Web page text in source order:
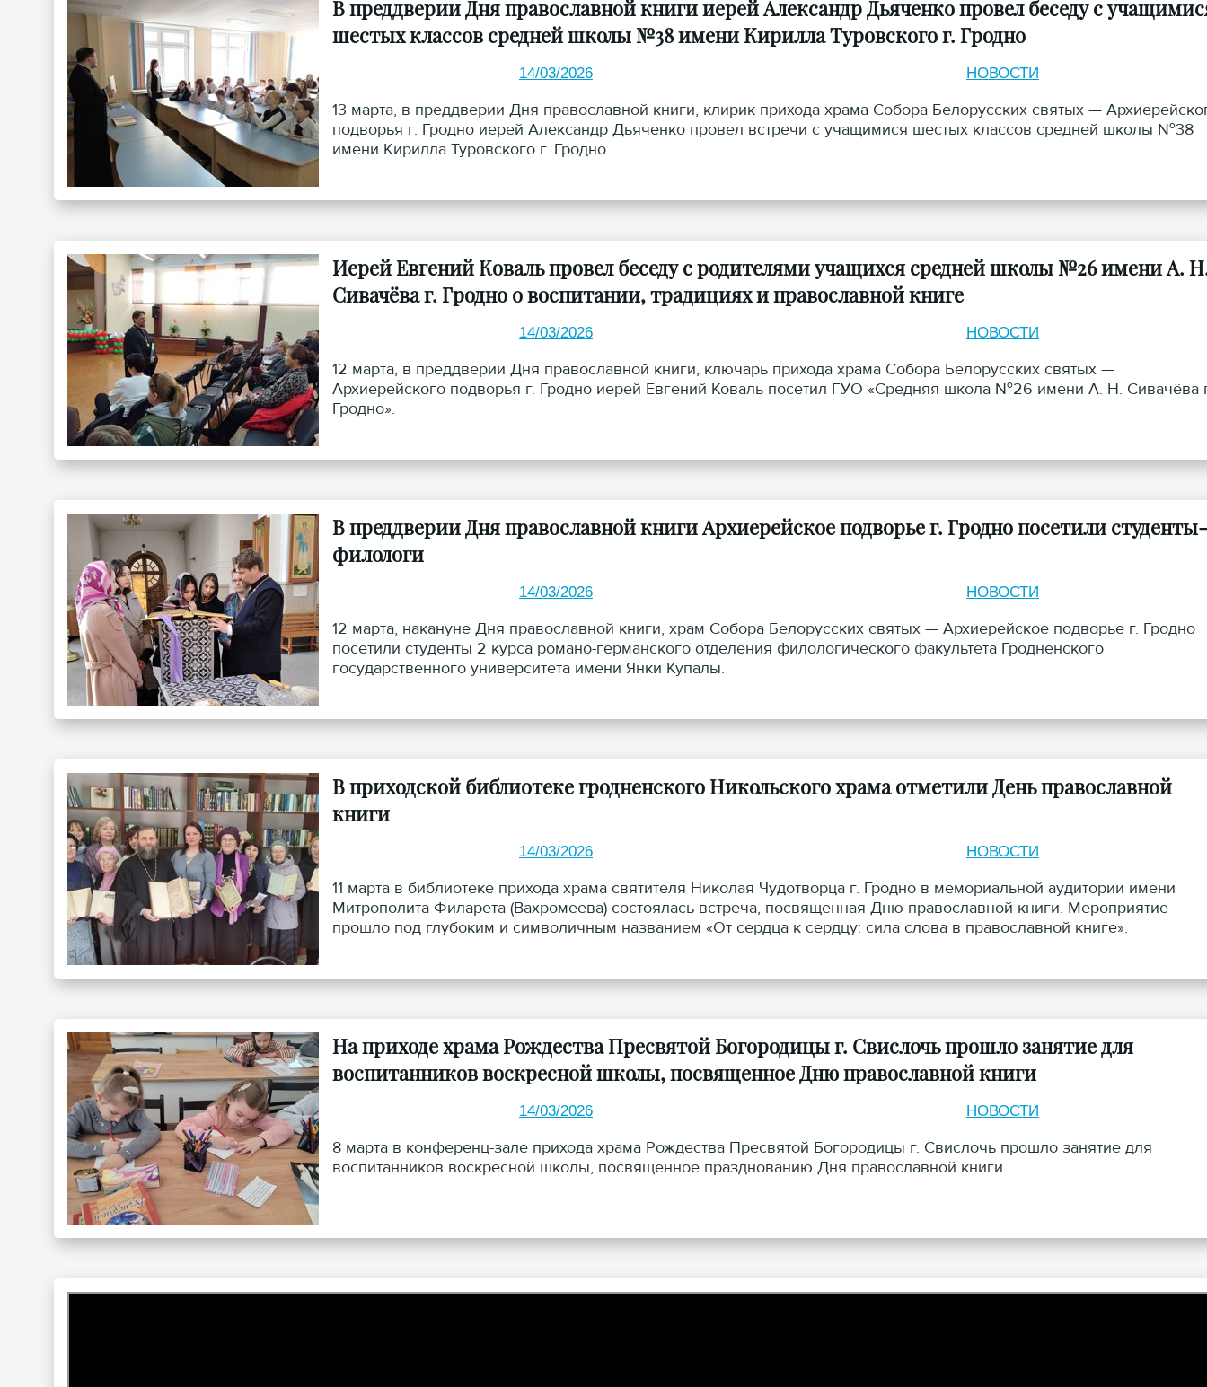
В преддверии Дня православной книги иерей Александр Дьяченко провел беседу с
шестых классов средней школы №38 имени Кирилла Туровского г. Гродно
14/03/2026 НОВОСТИ
13 марта, в преддверии Дня православной книги, клирик прихода храма Собора Белорусских святых —
подворья г. Гродно иерей Александр Дьяченко провел встречи с учащимися шестых классов средней школы №38
имени Кирилла Туровского г. Гродно.
Иерей Евгений Коваль провел беседу с родителями учащихся средней школы №26 имени А.
Сивачёва г. Гродно о воспитании, традициях и православной книге
14/03/2026 НОВОСТИ
12 марта, в преддверии Дня православной книги, ключарь прихода храма Собора Белорусских святых —
Архиерейского подворья г. Гродно иерей Евгений Коваль посетил ГУО «Средняя школа №26 имени А. Н. Сивачёва
Гродно».
В преддверии Дня православной книги Архиерейское подворье г. Гродно посетили студенты-
филологи
14/03/2026 НОВОСТИ
12 марта, накануне Дня православной книги, храм Собора Белорусских святых — Архиерейское подворье г. Гродно
посетили студенты 2 курса романо-германского отделения филологического факультета Гродненского
государственного университета имени Янки Купалы.
В приходской библиотеке гродненского Никольского храма отметили День православной
книги
14/03/2026 НОВОСТИ
11 марта в библиотеке прихода храма святителя Николая Чудотворца г. Гродно в мемориальной аудитории имени
Митрополита Филарета (Вахромеева) состоялась встреча, посвященная Дню православной книги. Мероприятие
прошло под глубоким и символичным названием «От сердца к сердцу: сила слова в православной книге».
На приходе храма Рождества Пресвятой Богородицы г. Свислочь прошло занятие для
воспитанников воскресной школы, посвященное Дню православной книги
14/03/2026 НОВОСТИ
8 марта в конференц-зале прихода храма Рождества Пресвятой Богородицы г. Свислочь прошло занятие для
воспитанников воскресной школы, посвященное празднованию Дня православной книги.